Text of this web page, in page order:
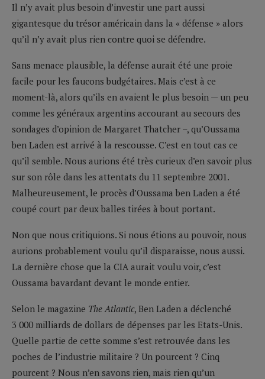
Il n’y avait plus besoin d’investir une part aussi
gigantesque du trésor américain dans la « défense » alors
qu’il n’y avait plus rien contre quoi se défendre.
Sans menace plausible, la défense aurait été une proie
facile pour les faucons budgétaires. Mais c’est à ce
moment-là, alors qu’ils en avaient le plus besoin — un peu
comme les généraux argentins accourant au secours des
sondages d’opinion de Margaret Thatcher –, qu’Oussama
ben Laden est arrivé à la rescousse. C’est en tout cas ce
qu’il semble. Nous aurions été très curieux d’en savoir plus
sur son rôle dans les attentats du 11 septembre 2001.
Malheureusement, le procès d’Oussama ben Laden a été
coupé court par deux balles tirées à bout portant.
Non que nous critiquions. Si nous étions au pouvoir, nous
aurions probablement voulu qu’il disparaisse, nous aussi.
La dernière chose que la CIA aurait voulu voir, c’est
Oussama bavardant devant le monde entier.
Selon le magazine The Atlantic, Ben Laden a déclenché
3 000 milliards de dollars de dépenses par les Etats-Unis.
Quelle partie de cette somme s’est retrouvée dans les
poches de l’industrie militaire ? Un pourcent ? Cinq
pourcent ? Nous n’en savons rien, mais rien qu’un